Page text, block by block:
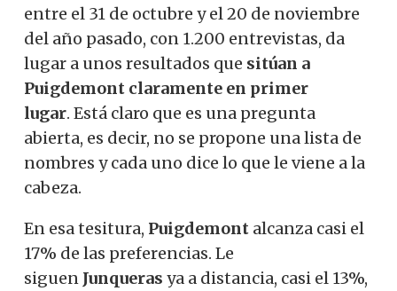
entre el 31 de octubre y el 20 de noviembre
del año pasado, con 1.200 entrevistas, da
lugar a unos resultados que sitúan a
Puigdemont claramente en primer
lugar. Está claro que es una pregunta
abierta, es decir, no se propone una lista de
nombres y cada uno dice lo que le viene a la
cabeza.
En esa tesitura, Puigdemont alcanza casi el
17% de las preferencias. Le
siguen Junqueras ya a distancia, casi el 13%,